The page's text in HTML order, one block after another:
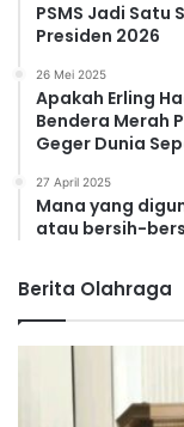
PSMS Jadi Satu
Presiden 2026
26 Mei 2025
Apakah Erling
Bendera Merah
Geger Dunia
27 April 2025
Mana yang
atau bersih-
Berita Olahraga